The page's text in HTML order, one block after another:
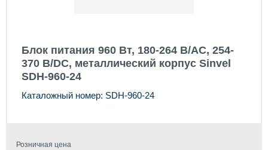
Блок питания 960 Вт, 180-264 В/AC, 254-
370 В/DC, металлический корпус Sinvel
SDH-960-24
Каталожный номер: SDH-960-24
Розничная цена